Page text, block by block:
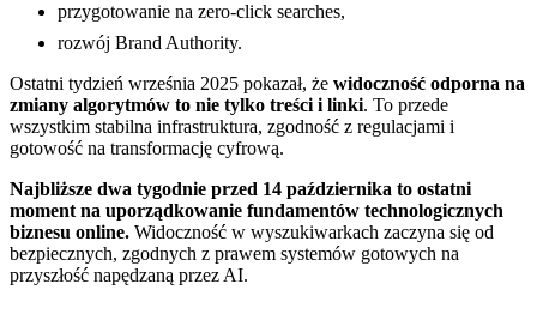
przygotowanie na zero-click searches,
rozwój Brand Authority.
Ostatni tydzień września 2025 pokazał, że widoczność odporna na
zmiany algorytmów to nie tylko treści i linki. To przede
wszystkim stabilna infrastruktura, zgodność z regulacjami i
gotowość na transformację cyfrową.
Najbliższe dwa tygodnie przed 14 października to ostatni
moment na uporządkowanie fundamentów technologicznych
biznesu online. Widoczność w wyszukiwarkach zaczyna się od
bezpiecznych, zgodnych z prawem systemów gotowych na
przyszłość napędzaną przez AI.